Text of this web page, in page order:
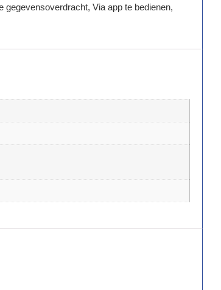
gegevensoverdracht, Via app te bedienen,